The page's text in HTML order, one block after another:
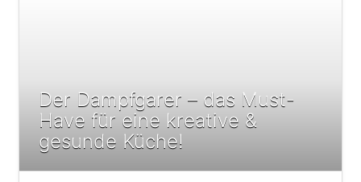
Der Dampfgarer – das Must-
Have für eine kreative &
gesunde Küche!